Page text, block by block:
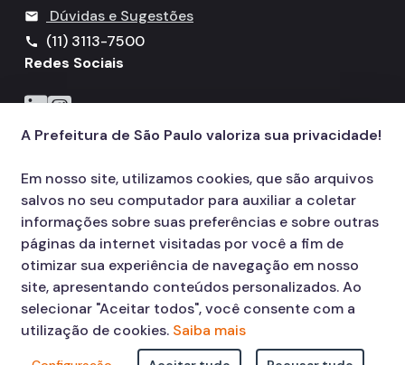
mail Dúvidas e Sugestões
call
(11) 3113-7500
Redes Sociais
Icone do LinkedIn
Icone do Instagram
A Prefeitura de São Paulo valoriza sua privacidade!
Em nosso site, utilizamos cookies, que são arquivos
salvos no seu computador para auxiliar a coletar
informações sobre suas preferências e sobre outras
páginas da internet visitadas por você a fim de
otimizar sua experiência de navegação em nosso
site, apresentando conteúdos personalizados. Ao
selecionar "Aceitar todos", você consente com a
utilização de cookies. Saiba mais